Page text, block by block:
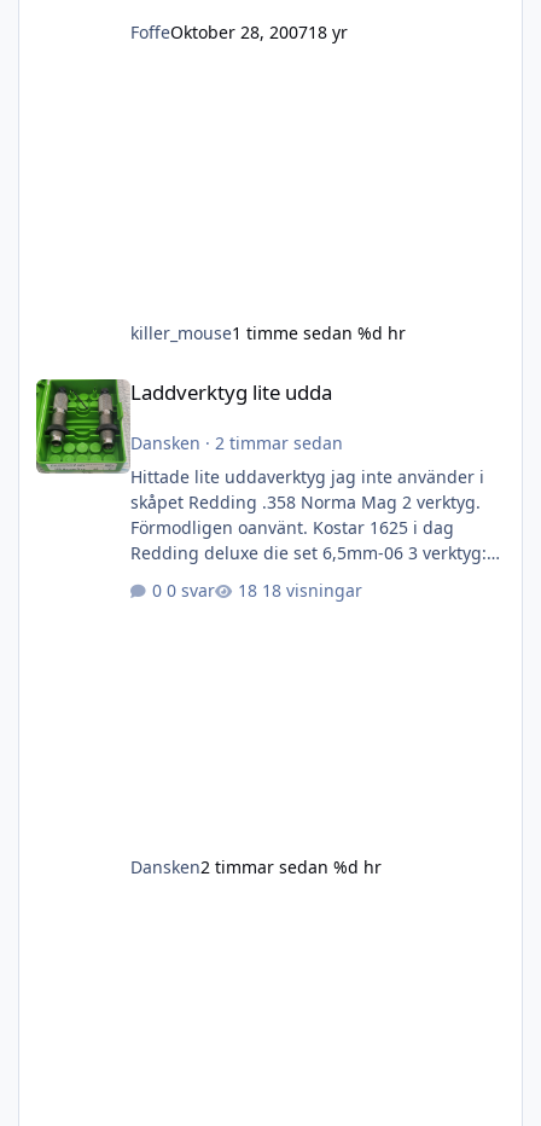
FoffeOktober 28, 200718 yr
killer_mouse1 timme sedan %d hr
Laddverktyg lite udda
Laddverktyg lite udda
Dansken · 2 timmar sedan
Hittade lite uddaverktyg jag inte använder i
skåpet Redding .358 Norma Mag 2 verktyg.
Förmodligen oanvänt. Kostar 1625 i dag
Redding deluxe die set 6,5mm-06 3 verktyg:
full lenght sizer, neck sizer och seater.
Förmodligen oanvänt och säkert pissdyrt-
0 svar 18 visningar
Dansken2 timmar sedan %d hr